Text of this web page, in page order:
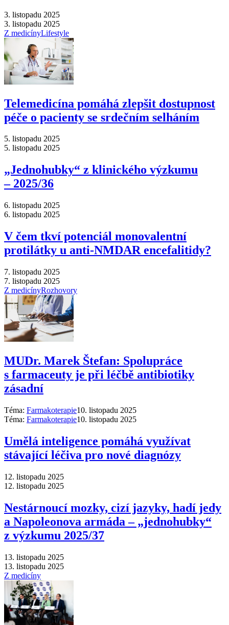
3. listopadu 2025
3. listopadu 2025
Z medicínyLifestyle
Telemedicína pomáhá zlepšit dostupnost
péče o pacienty se srdečním selháním
5. listopadu 2025
5. listopadu 2025
„Jednohubky“ z klinického výzkumu
–⁠ 2025/36
6. listopadu 2025
6. listopadu 2025
V čem tkví potenciál monovalentní
protilátky u anti-NMDAR encefalitidy?
7. listopadu 2025
7. listopadu 2025
Z medicínyRozhovory
MUDr. Marek Štefan: Spolupráce
s farmaceuty je při léčbě antibiotiky
zásadní
Téma: Farmakoterapie10. listopadu 2025
Téma: Farmakoterapie10. listopadu 2025
Umělá inteligence pomáhá využívat
stávající léčiva pro nové diagnózy
12. listopadu 2025
12. listopadu 2025
Nestárnoucí mozky, cizí jazyky, hadí jedy
a Napoleonova armáda –⁠ „jednohubky“
z výzkumu 2025/37
13. listopadu 2025
13. listopadu 2025
Z medicíny